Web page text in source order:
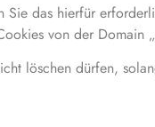
das hierfür
von der
löschen dürfen,